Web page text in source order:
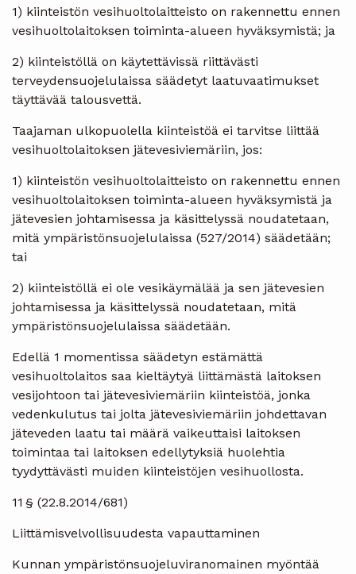
1) kiinteistön vesihuoltolaitteisto on rakennettu ennen
vesihuoltolaitoksen toiminta-alueen hyväksymistä; ja
2) kiinteistöllä on käytettävissä riittävästi
terveydensuojelulaissa säädetyt laatuvaatimukset
täyttävää talousvettä.
Taajaman ulkopuolella kiinteistöä ei tarvitse liittää
vesihuoltolaitoksen jätevesiviemäriin, jos:
1) kiinteistön vesihuoltolaitteisto on rakennettu ennen
vesihuoltolaitoksen toiminta-alueen hyväksymistä ja
jätevesien johtamisessa ja käsittelyssä noudatetaan,
mitä ympäristönsuojelulaissa (527/2014) säädetään;
tai
2) kiinteistöllä ei ole vesikäymälää ja sen jätevesien
johtamisessa ja käsittelyssä noudatetaan, mitä
ympäristönsuojelulaissa säädetään.
Edellä 1 momentissa säädetyn estämättä
vesihuoltolaitos saa kieltäytyä liittämästä laitoksen
vesijohtoon tai jätevesiviemäriin kiinteistöä, jonka
vedenkulutus tai jolta jätevesiviemäriin johdettavan
jäteveden laatu tai määrä vaikeuttaisi laitoksen
toimintaa tai laitoksen edellytyksiä huolehtia
tyydyttävästi muiden kiinteistöjen vesihuollosta.
11 § (22.8.2014/681)
Liittämisvelvollisuudesta vapauttaminen
Kunnan ympäristönsuojeluviranomainen myöntää